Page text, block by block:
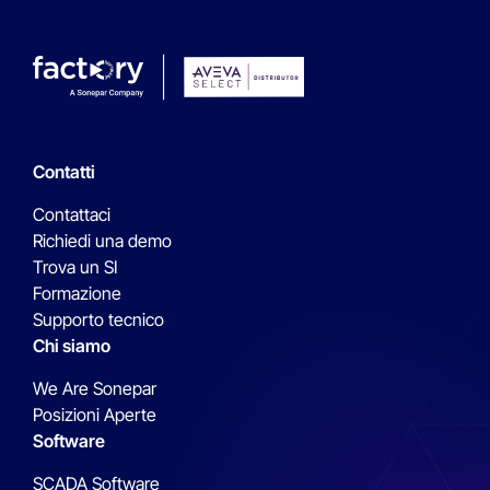
Contatti
Contattaci
Richiedi una demo
Trova un SI
Formazione
Supporto tecnico
Chi siamo
We Are Sonepar
Posizioni Aperte
Software
SCADA Software